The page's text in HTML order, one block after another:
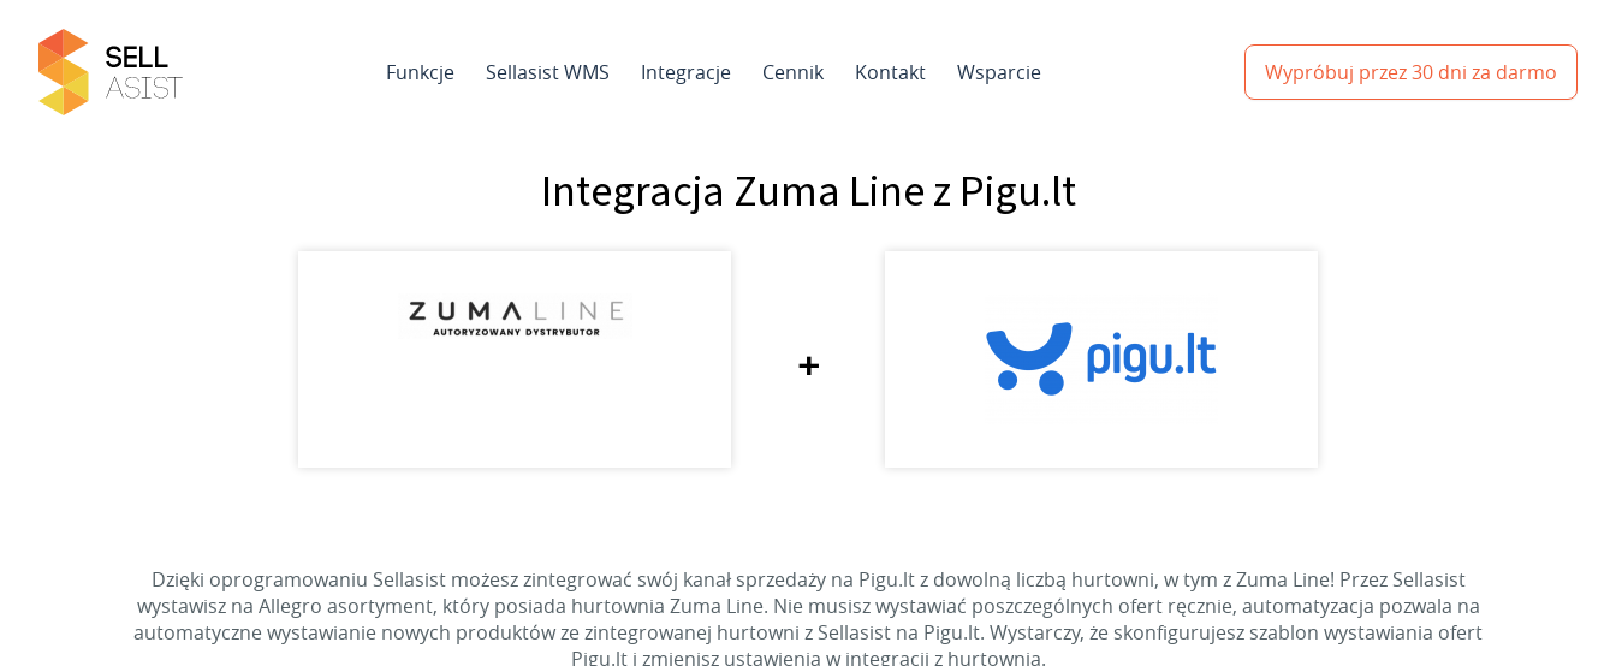
Funkcje Sellasist WMS Integracje Cennik Kontakt Wsparcie Wypróbuj przez 30 dni za darmo
Integracja Zuma Line z Pigu.lt
+
Dzięki oprogramowaniu Sellasist możesz zintegrować swój kanał sprzedaży na Pigu.lt z dowolną liczbą hurtowni, w tym z Zuma Line! Przez Sellasist
wystawisz na Allegro asortyment, który posiada hurtownia Zuma Line. Nie musisz wystawiać poszczególnych ofert ręcznie, automatyzacja pozwala na
automatyczne wystawianie nowych produktów ze zintegrowanej hurtowni z Sellasist na Pigu.lt. Wystarczy, że skonfigurujesz szablon wystawiania ofert
Pigu.lt i zmienisz ustawienia w integracji z hurtownią.